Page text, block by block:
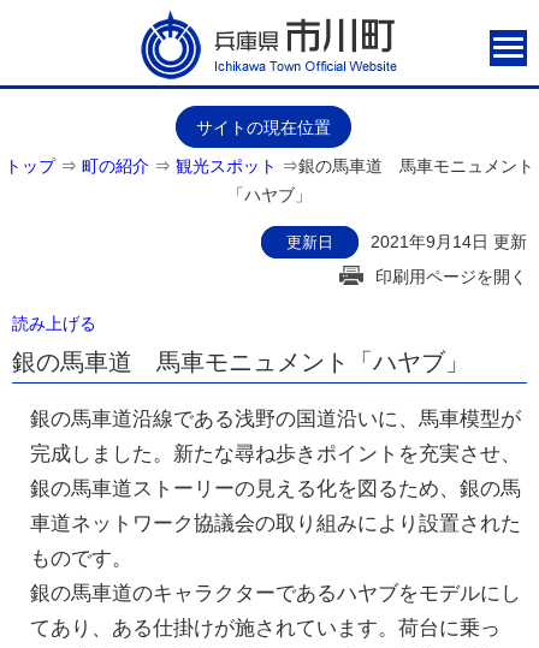
サイトの現在位置
トップ⇒ 町の紹介 ⇒ 観光スポット ⇒銀の馬車道 馬車モニュメント
「ハヤブ」
更新日
2021年9月14日 更新
印刷用ページを開く
読み上げる
銀の馬車道 馬車モニュメント「ハヤブ」
銀の馬車道沿線である浅野の国道沿いに、馬車模型が
完成しました。新たな尋ね歩きポイントを充実させ、
銀の馬車道ストーリーの見える化を図るため、銀の馬
車道ネットワーク協議会の取り組みにより設置された
ものです。
銀の馬車道のキャラクターであるハヤブをモデルにし
てあり、ある仕掛けが施されています。荷台に乗っ